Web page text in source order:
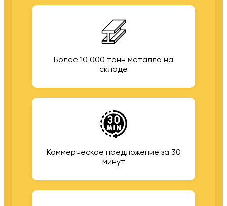
Более 10 000 тонн металла на
складе
Коммерческое предложение за 30
минут